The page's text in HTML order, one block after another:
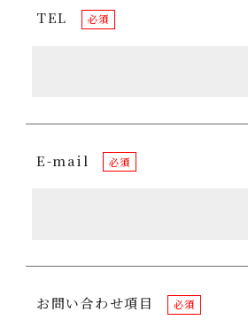
TEL 必須
E-mail 必須
お問い合わせ項目 必須